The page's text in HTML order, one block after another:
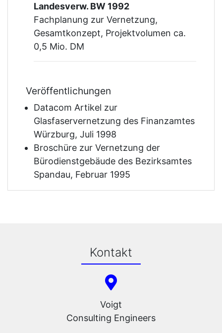
Landesverw. BW 1992
Fachplanung zur Vernetzung,
Gesamtkonzept, Projektvolumen ca.
0,5 Mio. DM
Veröffentlichungen
Datacom Artikel zur
Glasfaservernetzung des Finanzamtes
Würzburg, Juli 1998
Broschüre zur Vernetzung der
Bürodienstgebäude des Bezirksamtes
Spandau, Februar 1995
Kontakt
Voigt
Consulting Engineers